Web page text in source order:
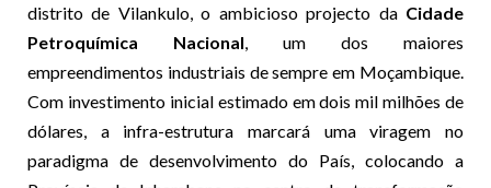
distrito de Vilankulo, o ambicioso projecto da Cidade
Petroquímica Nacional, um dos maiores
empreendimentos industriais de sempre em Moçambique.
Com investimento inicial estimado em dois mil milhões de
dólares, a infra-estrutura marcará uma viragem no
paradigma de desenvolvimento do País, colocando a